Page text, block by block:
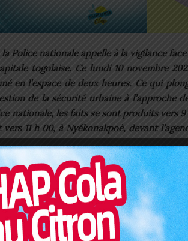
Police nationale appelle à la vigilance face
togolaise. Ce lundi 10 novembre
en l’espace de deux heures. Ce qui
de la sécurité urbaine à l’approche
nationale, les faits se sont produits vers 9
11 h 00, à Nyékonakpoè, devant